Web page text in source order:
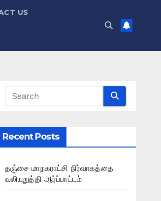
US
Recent Posts
தஞ்சை மாநகராட்சி நிர்வாகத்தை
வலியுறுத்தி ஆர்ப்பாட்டம்